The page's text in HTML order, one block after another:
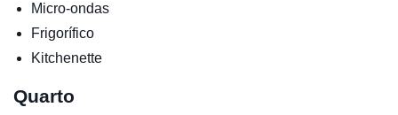
Micro-ondas
Frigorífico
Kitchenette
Quarto